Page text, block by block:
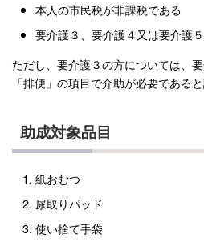
本人の市民税が非課税である
要介護３、要介護４又は要介護
ただし、要介護３の方については、
「排便」の項目で介助が必要である
助成対象品目
紙おむつ
尿取りパッド
使い捨て手袋